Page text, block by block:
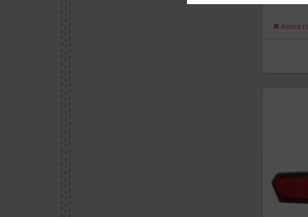
nincs